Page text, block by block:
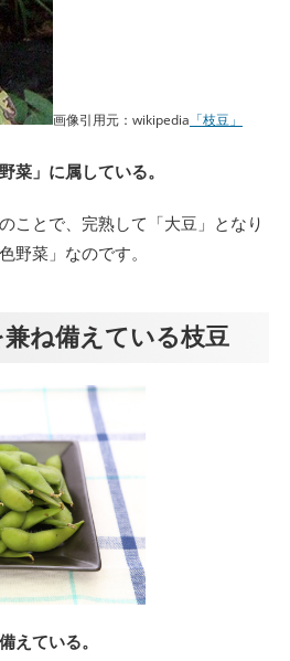
画像引用元：wikipedia 「枝豆」
菜」に属している。
ことで、完熟して「大豆」となり
野菜」なのです。
ね備えている枝豆
えている。